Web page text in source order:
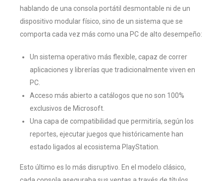
hablando de una consola portátil desmontable ni de un
dispositivo modular físico, sino de un sistema que se
comporta cada vez más como una PC de alto desempeño:
Un sistema operativo más flexible, capaz de correr
aplicaciones y librerías que tradicionalmente viven en
PC.
Acceso más abierto a catálogos que no son 100%
exclusivos de Microsoft.
Una capa de compatibilidad que permitiría, según los
reportes, ejecutar juegos que históricamente han
estado ligados al ecosistema PlayStation.
Esto último es lo más disruptivo. En el modelo clásico,